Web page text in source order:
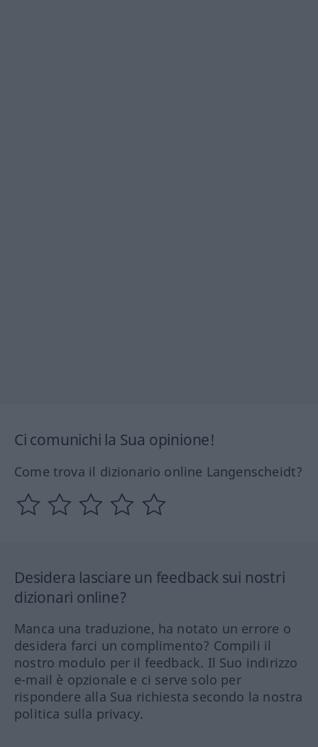
Ci comunichi la Sua opinione!
Come trova il dizionario online Langenscheidt?
Desidera lasciare un feedback sui nostri
dizionari online?
Manca una traduzione, ha notato un errore o
desidera farci un complimento? Compili il
nostro modulo per il feedback. Il Suo indirizzo
e-mail è opzionale e ci serve solo per
rispondere alla Sua richiesta secondo la nostra
politica sulla privacy.